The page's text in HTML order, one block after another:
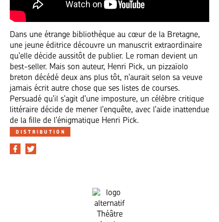
Dans une étrange bibliothèque au cœur de la Bretagne,
une jeune éditrice découvre un manuscrit extraordinaire
qu'elle décide aussitôt de publier. Le roman devient un
best-seller. Mais son auteur, Henri Pick, un pizzaïolo
breton décédé deux ans plus tôt, n'aurait selon sa veuve
jamais écrit autre chose que ses listes de courses.
Persuadé qu'il s'agit d'une imposture, un célèbre critique
littéraire décide de mener l'enquête, avec l'aide inattendue
de la fille de l'énigmatique Henri Pick.
DISTRIBUTION